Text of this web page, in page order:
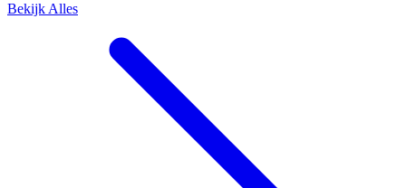
Bekijk Alles